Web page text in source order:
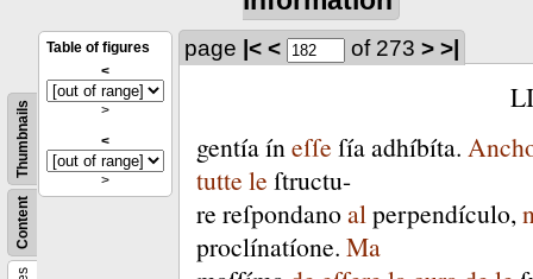
Content
Thumbnails
Table of figures
<
>
<
>
page |< < of 273 > >|
gentíaíneſſe ſíaadhíbíta.
tutte le ſtructu-
re reſpondanoalperpendículo,
proclínatíone. Ma